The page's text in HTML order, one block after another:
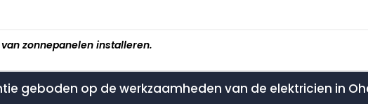
zonnepanelen installeren.
geboden op de werkzaamheden van de elektricien in